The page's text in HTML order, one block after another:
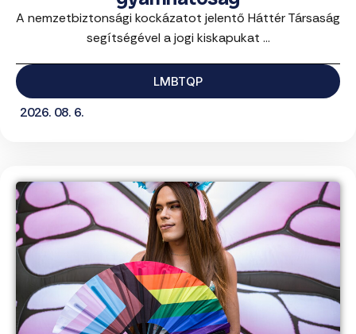
A nemzetbiztonsági kockázatot jelentő Háttér Társaság
segítségével a jogi kiskapukat ...
LMBTQP
2026. 08. 6.